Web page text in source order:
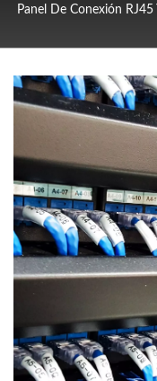
Racks De
organización óptima
Panel De Conexión